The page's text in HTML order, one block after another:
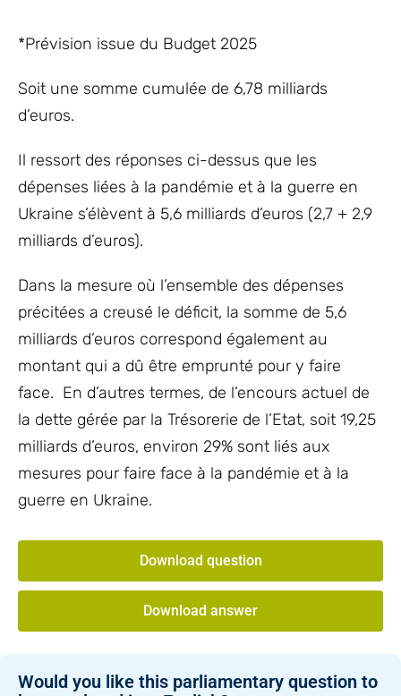
*Prévision issue du Budget 2025
Soit une somme cumulée de 6,78 milliards
d’euros.
Il ressort des réponses ci-dessus que les
dépenses liées à la pandémie et à la guerre en
Ukraine s’élèvent à 5,6 milliards d’euros (2,7 + 2,9
milliards d’euros).
Dans la mesure où l’ensemble des dépenses
précitées a creusé le déficit, la somme de 5,6
milliards d’euros correspond également au
montant qui a dû être emprunté pour y faire
face. En d’autres termes, de l’encours actuel de
la dette gérée par la Trésorerie de l’Etat, soit 19,25
milliards d’euros, environ 29% sont liés aux
mesures pour faire face à la pandémie et à la
guerre en Ukraine.
Download question
Download answer
Would you like this parliamentary question to